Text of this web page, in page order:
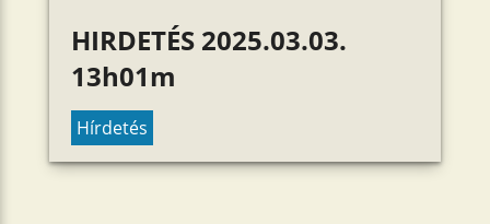
HIRDETÉS 2025.03.03.
13h01m
Hírdetés